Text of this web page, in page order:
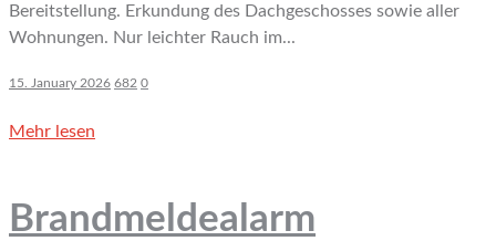
Bereitstellung. Erkundung des Dachgeschosses sowie aller
Wohnungen. Nur leichter Rauch im...
15. January 2026 682 0
Mehr lesen
Brandmeldealarm